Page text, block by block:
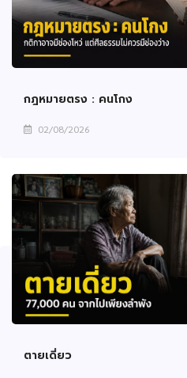
กฎหมายตรง : คนโกง
02/08/2026
ตายเดี่ยว